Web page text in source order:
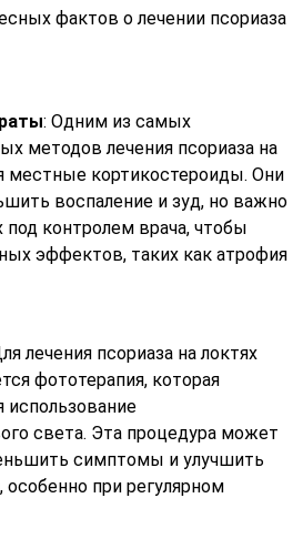
фактов о лечении псориаза
: Одним из самых
методов лечения псориаза на
местные кортикостероиды. Они
воспаление и зуд, но важно
под контролем врача, чтобы
эффектов, таких как атрофия
лечения псориаза на локтях
фототерапия, которая
использование
света. Эта процедура может
симптомы и улучшить
при регулярном